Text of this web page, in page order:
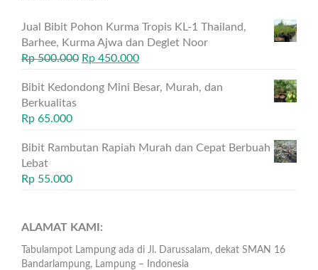
Jual Bibit Pohon Kurma Tropis KL-1 Thailand,
Barhee, Kurma Ajwa dan Deglet Noor
Rp500.000 Rp 450.000
Bibit Kedondong Mini Besar, Murah, dan
Berkualitas
Rp 65.000
Bibit Rambutan Rapiah Murah dan Cepat Berbuah
Lebat
Rp 55.000
ALAMAT KAMI:
Tabulampot Lampung ada di Jl. Darussalam, dekat SMAN 16
Bandarlampung, Lampung – Indonesia